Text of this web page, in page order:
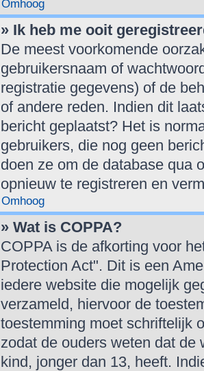
Omhoog
» Ik heb me ooit
De meest voorkomende
gebruikersnaam of
registratie gegevens) of de
of andere reden. Indien dit
bericht geplaatst? Het is
gebruikers, die nog geen
doen ze om de database qua
opnieuw te registreren en
Omhoog
» Wat is COPPA?
COPPA is de afkorting voor
Protection Act". Dit is een
iedere website die mogelijk
verzameld, hiervoor de
toestemming moet schriftelijk
zodat de ouders weten dat
kind, jonger dan 13, heeft.